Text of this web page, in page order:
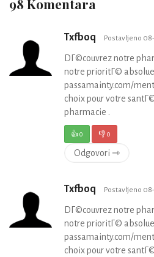
98 Komentara
Txfboq Postavljeno
DГ©couvrez notre
notre prioritГ©
passamainty.com/
choix pour votre
pharmacie .
👍0 👎0
Odgovori ⇾
Txfboq Postavljeno
DГ©couvrez notre
notre prioritГ©
passamainty.com/
choix pour votre